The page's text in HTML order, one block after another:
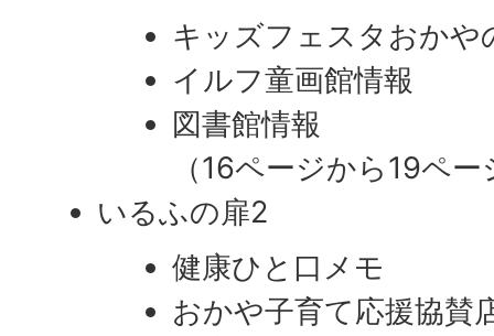
キッズフェスタおかや
イルフ童画館情報
図書館情報
（16ページから19ペー
いるふの扉2
健康ひと口メモ
おかや子育て応援協賛